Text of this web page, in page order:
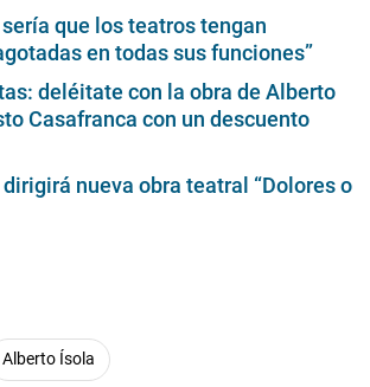
que los teatros tengan
en todas sus funciones”
deléitate con la obra de Alberto
Casafranca con un descuento
nueva obra teatral “Dolores o
Alberto Ísola